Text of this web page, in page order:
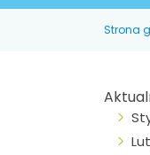
Strona